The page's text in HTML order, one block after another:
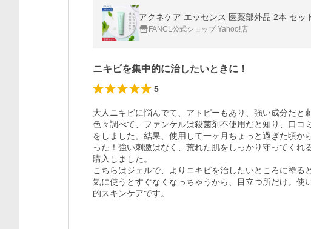
アクネケア エッセンス 医薬部外品 2本 セ
FANCL公式ショップ Yahoo!店
ニキビを集中的に治したいときに！
5
大人ニキビに悩んでて、アトピーもあり、強い成分だと
色々調べて、ファンケルは殺菌剤不使用だと知り、口コ
をしました。結果、使用して一ヶ月ちょっと過ぎた頃
った！強い刺激はなく、荒れた肌をしっかり守ってく
購入しました。
こちらはジェルで、よりニキビを治したいところに塗
気に使うとすぐなくなっちゃうから、目立つ所だけ。使
的スキンケアです。